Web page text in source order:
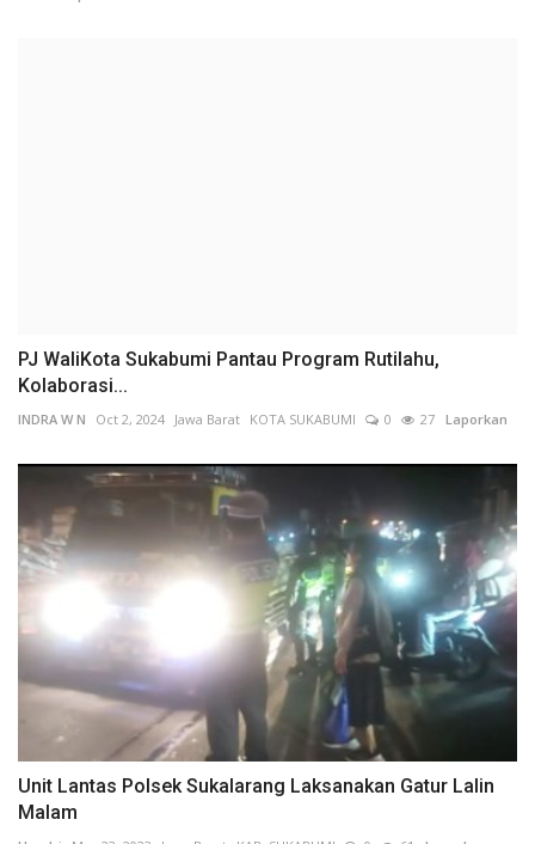
PJ WaliKota Sukabumi Pantau Program Rutilahu,
Kolaborasi...
INDRA W N Oct 2, 2024 Jawa Barat KOTA SUKABUMI 0 27 Laporkan
Unit Lantas Polsek Sukalarang Laksanakan Gatur Lalin
Malam